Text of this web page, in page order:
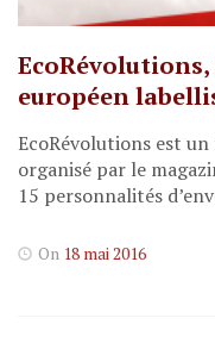
européen
EcoRévolutions est
organisé par le
15 personnalités
On 18 mai 2016